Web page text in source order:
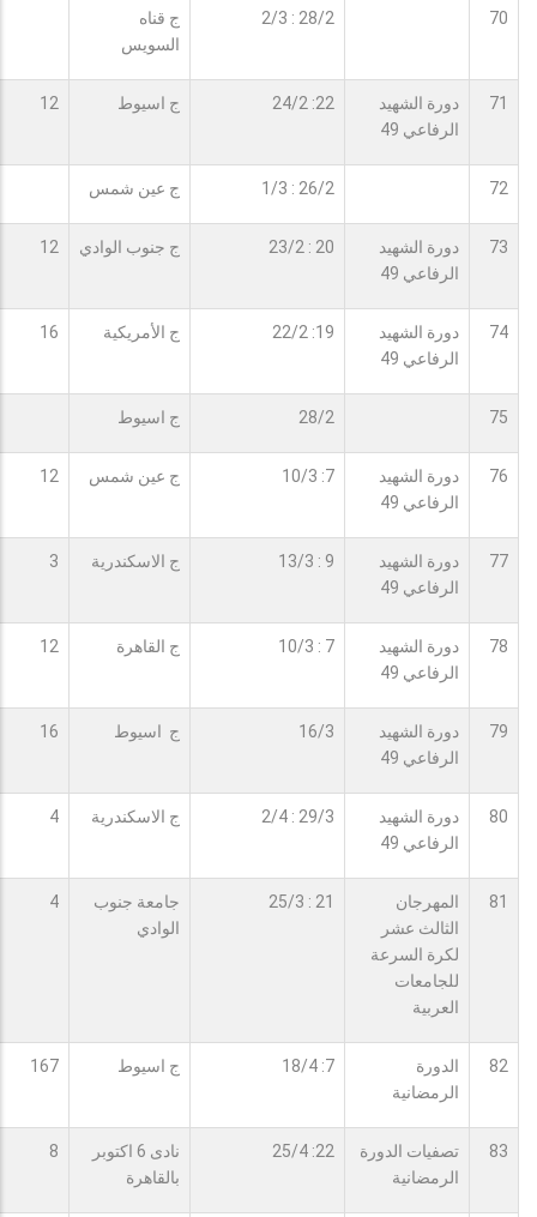
70
28/2 : 2/3
ج قناه
السويس
71
دورة الشهيد
الرفاعي 49
22: 24/2 ج اسيوط 12
72
26/2 : 1/3 ج عين شمس
73
دورة الشهيد
الرفاعي 49
20 : 23/2 ج جنوب الوادي 12
74
دورة الشهيد
الرفاعي 49
19: 22/2 ج الأمريكية 16
75
28/2 ج اسيوط
76
دورة الشهيد
الرفاعي 49
7: 10/3 ج عين شمس 12
77
دورة الشهيد
الرفاعي 49
9 : 13/3 ج الاسكندرية 3
78
دورة الشهيد
الرفاعي 49
7 : 10/3 ج القاهرة 12
79
دورة الشهيد
الرفاعي 49
16/3 ج اسيوط 16
80
دورة الشهيد
الرفاعي 49
29/3 : 2/4 ج الاسكندرية 4
81
المهرجان
الثالث عشر
لكرة السرعة
للجامعات
العربية
21 : 25/3
جامعة جنوب
الوادي
4
82
الدورة
الرمضانية
7: 18/4 ج اسيوط 167
83
تصفيات الدورة
الرمضانية
22: 25/4
نادى 6 اكتوبر
بالقاهرة
8